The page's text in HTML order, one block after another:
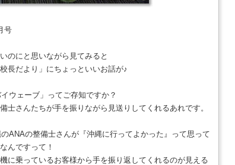
号
のにと思いながら見てみると
長だより」にちょっといいお話が♪
ウェーブ」ってご存知ですか？
士さんたちが手を振りながら見送りしてくれるあれです。
ANAの整備士さんが『沖縄に行ってよかった』って思って
んですって！
に乗っているお客様から手を振り返してくれるのが見える